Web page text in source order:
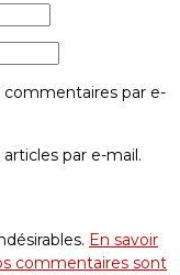
commentaires par e-
par e-mail.
En savoir
commentaires sont